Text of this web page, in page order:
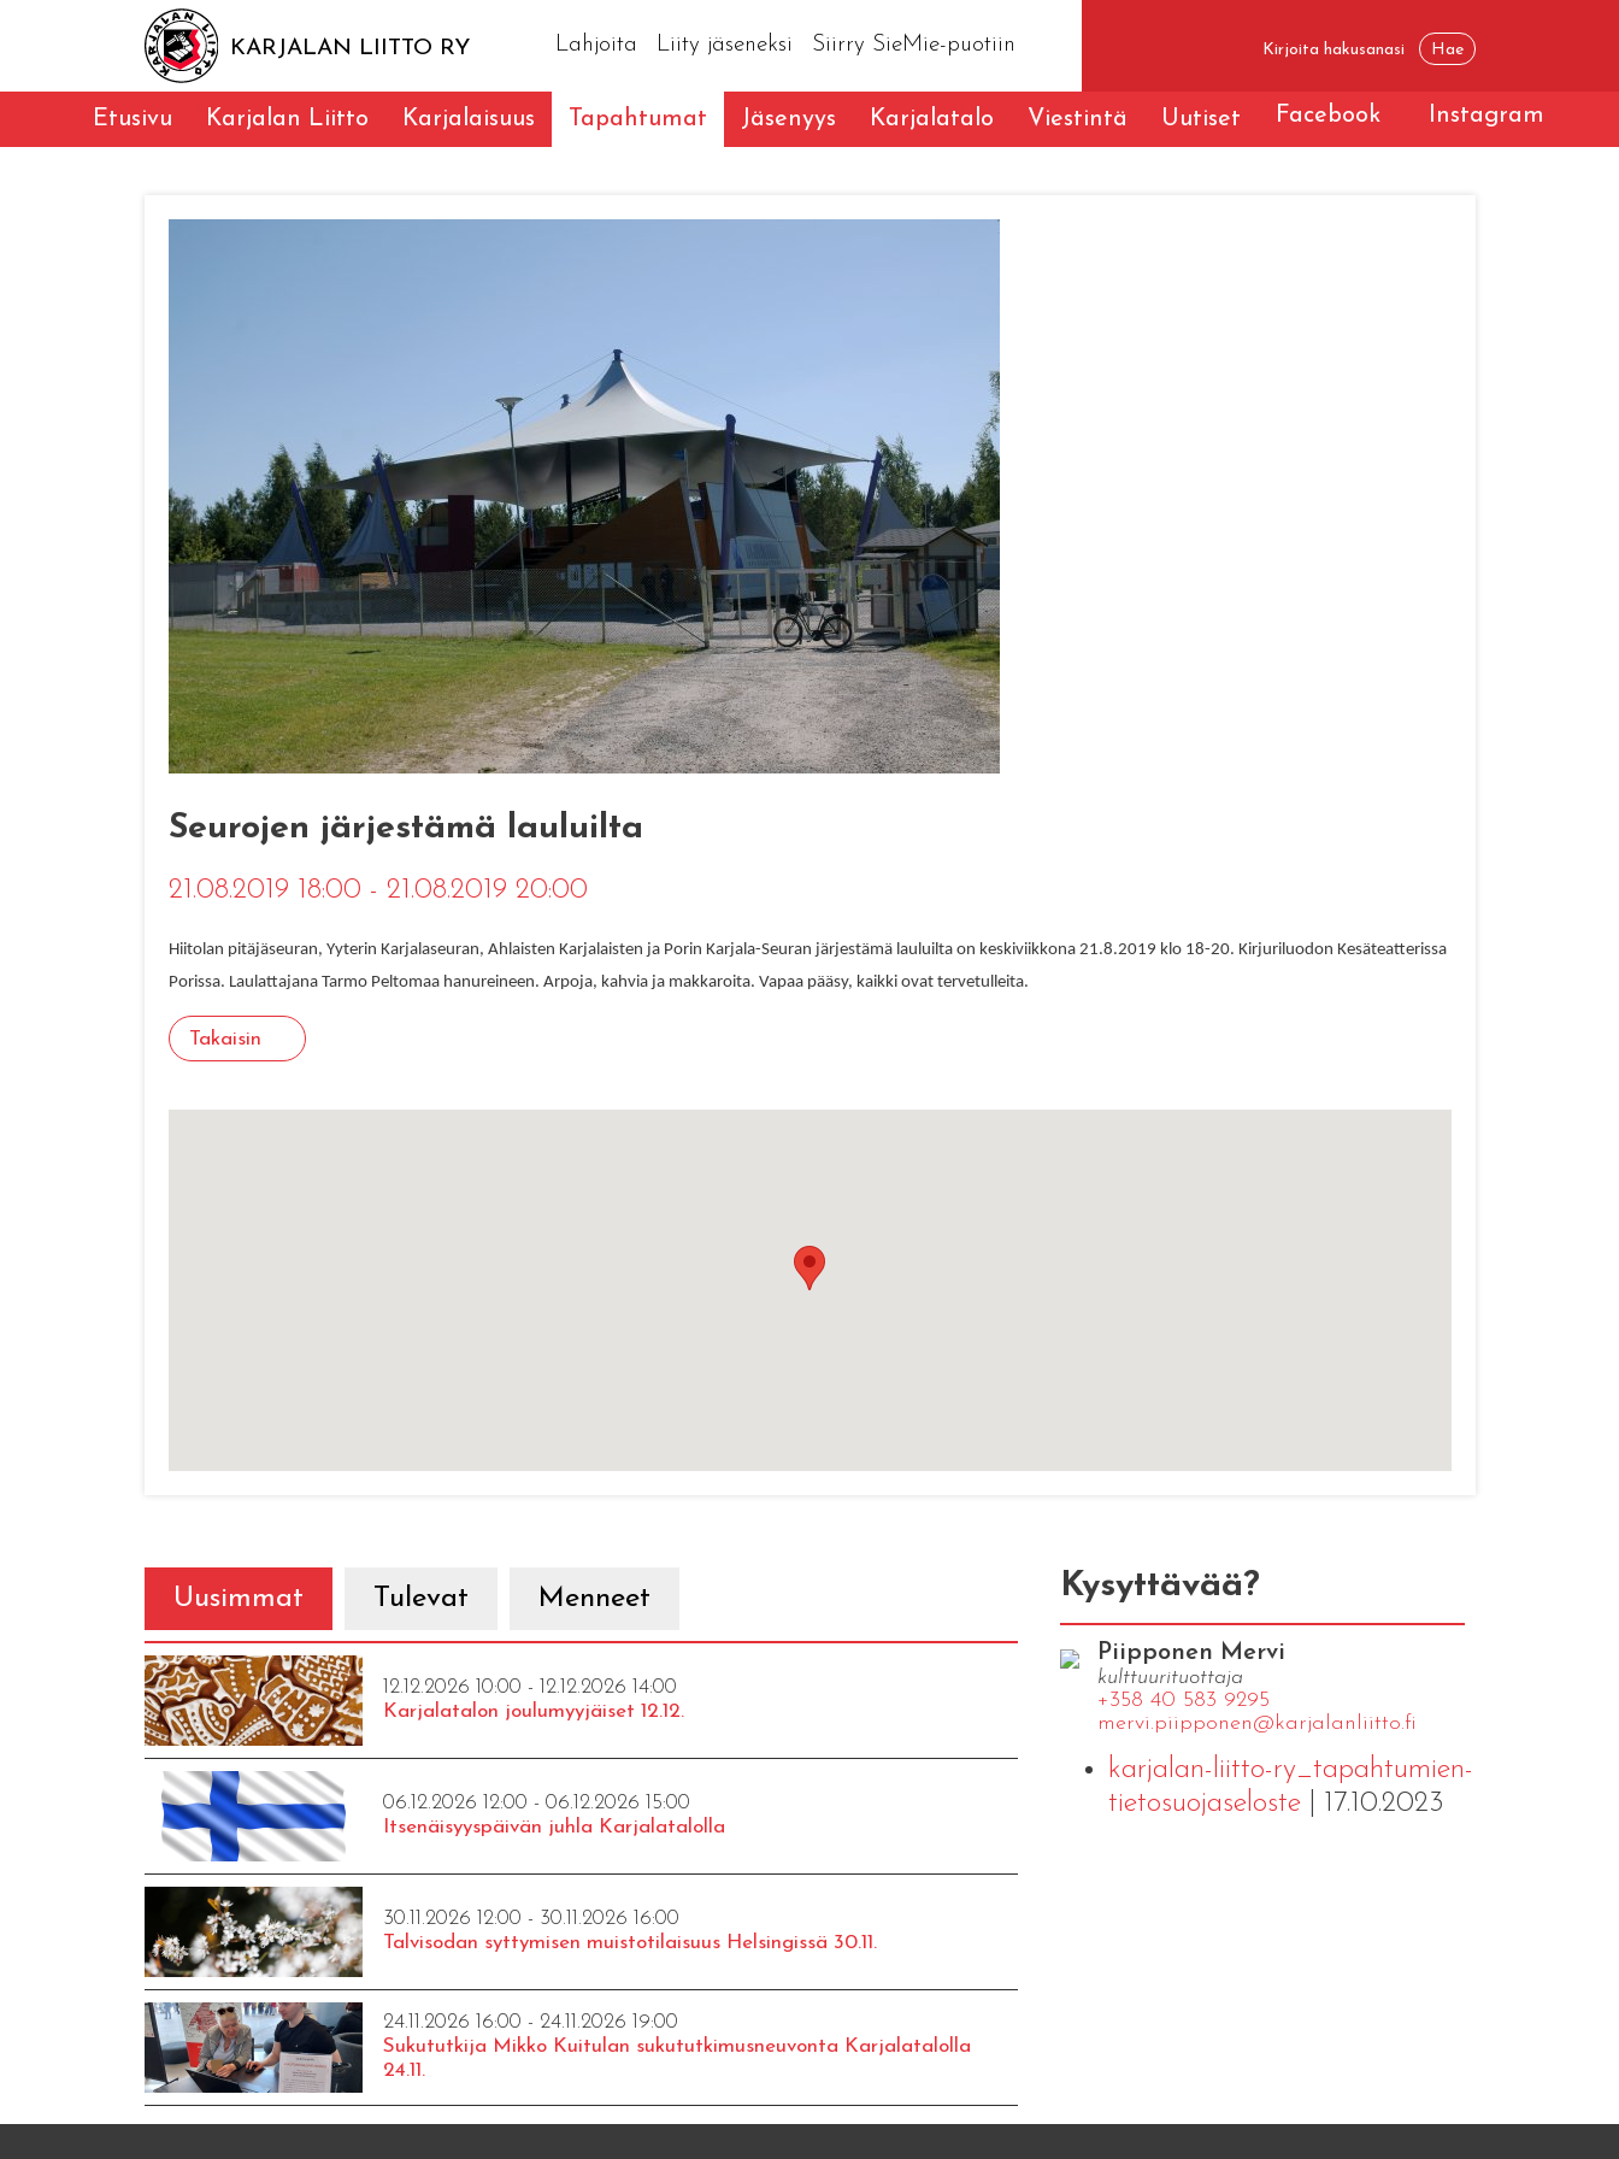
KARJALAN LIITTO RY Lahjoita Liity jäseneksi Siirry SieMie-puotiin
Etusivu Karjalan Liitto Karjalaisuus Tapahtumat Jäsenyys Karjalatalo Viestintä Uutiset Facebook Instagram
Seurojen järjestämä lauluilta
21.08.2019 18:00 - 21.08.2019 20:00
Hiitolan pitäjäseuran, Yyterin Karjalaseuran, Ahlaisten Karjalaisten ja Porin Karjala-Seuran järjestämä lauluilta on keskiviikkona 21.8.2019 klo 18-20. Kirjuriluodon Kesäteatterissa
Porissa. Laulattajana Tarmo Peltomaa hanureineen. Arpoja, kahvia ja makkaroita. Vapaa pääsy, kaikki ovat tervetulleita.
Takaisin
Uusimmat Tulevat Menneet
12.12.2026 10:00 - 12.12.2026 14:00
Karjalatalon joulumyyjäiset 12.12.
06.12.2026 12:00 - 06.12.2026 15:00
Itsenäisyyspäivän juhla Karjalatalolla
30.11.2026 12:00 - 30.11.2026 16:00
Talvisodan syttymisen muistotilaisuus Helsingissä 30.11.
24.11.2026 16:00 - 24.11.2026 19:00
Sukututkija Mikko Kuitulan sukututkimusneuvonta Karjalatalolla
24.11.
Kysyttävää?
Piipponen Mervi
kulttuurituottaja
+358 40 583 9295
mervi.​piipponen@​kar​jala​nlii​tto.​fi
karjalan-liitto-ry_tapahtumien-
tietosuojaseloste| 17.10.2023